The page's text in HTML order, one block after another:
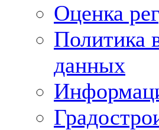
Оценка
Политика
данных